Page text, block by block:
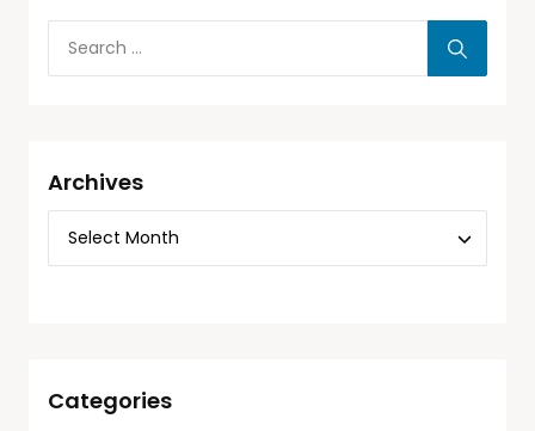
Archives
Categories